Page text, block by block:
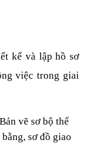
kế và lập hồ sơ
việc trong giai
Bản vẽ sơ bộ thể
sơ đồ giao